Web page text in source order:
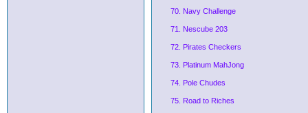
70. Navy Challenge
71. Nescube 203
72. Pirates Checkers
73. Platinum MahJong
74. Pole Chudes
75. Road to Riches